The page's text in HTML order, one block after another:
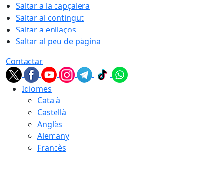
Saltar a la capçalera
Saltar al contingut
Saltar a enllaços
Saltar al peu de pàgina
Contactar
Idiomes
Català
Castellà
Anglès
Alemany
Francès